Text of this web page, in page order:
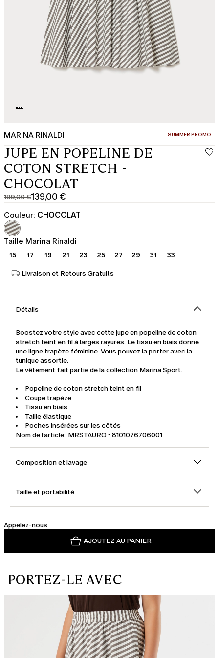
MARINA RINALDI CATÉGORIE:
SUMMER PROMO
JUPE EN POPELINE DE
COTON STRETCH -
CHOCOLAT
199,00 €
Prix
original
199,00
€
139,00 €
Prix
actuel
139,00
€
Couleur: CHOCOLAT
Taille Marina Rinaldi
15 17 19 21 23 25 27 29 31 33
Livraison et Retours Gratuits
Détails
Boostez votre style avec cette jupe en popeline de coton
stretch teint en fil à larges rayures. Le tissu en biais donne
une ligne trapèze féminine. Vous pouvez la porter avec la
tunique assortie.
Le vêtement fait partie de la collection Marina Sport.
Popeline de coton stretch teint en fil
Coupe trapèze
Tissu en biais
Taille élastique
Poches insérées sur les côtés
Nom de l’article: MRSTAURO - 8101076706001
Composition et lavage
Taille et portabilité
Appelez-nous
AJOUTEZ AU PANIER
PORTEZ-LE AVEC